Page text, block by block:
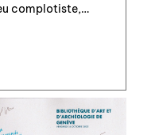
complotiste,